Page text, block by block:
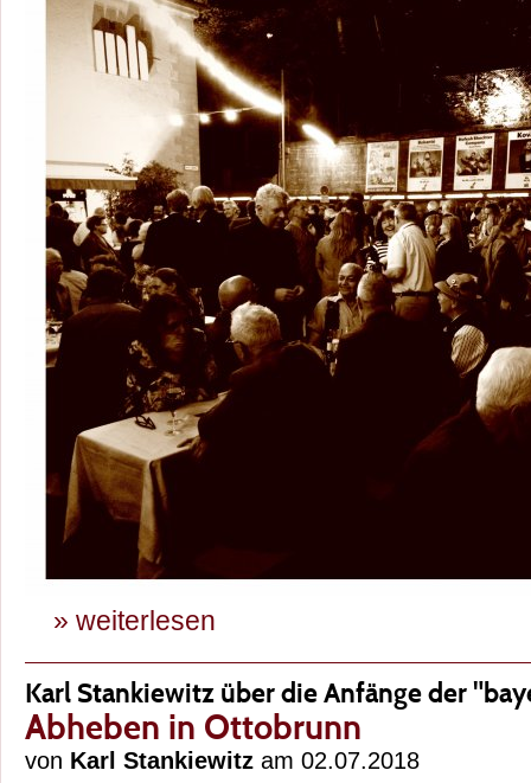
» weiterlesen
Karl Stankiewitz über die Anfänge der
Abheben in Ottobrunn
von Karl Stankiewitz am 02.07.2018